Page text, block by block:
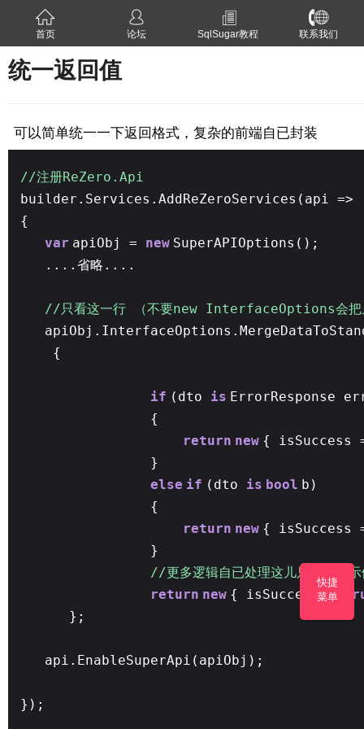
首页 论坛 SqlSugar教程 联系我们
统一返回值
可以简单统一一下返回格式，复杂的前端自已封装
//注册ReZero.Api
builder.Services.AddReZeroServices(api =>
{
var apiObj = new SuperAPIOptions();
....省略....
//只看这一行 （不要new InterfaceOptions会
{
if (dto is ErrorResponse
{
return new { isSuccess
}
else if (dto is bool b)
{
return new {
}
//更多逻辑自已处理这儿只是一个示
return new { isSuccess =
};
api.EnableSuperApi(apiObj);
});
快捷
菜单